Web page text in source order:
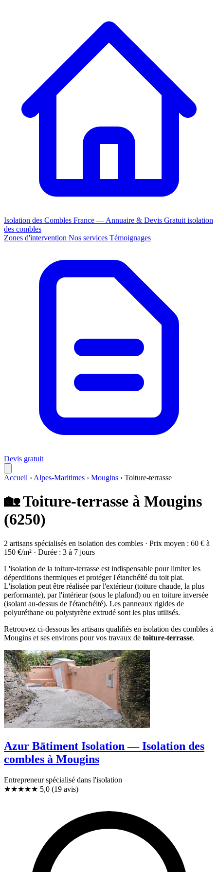
Isolation des Combles France — Annuaire & Devis Gratuit isolation
des combles
Zones d'intervention Nos services Témoignages
Devis gratuit
Accueil › Alpes-Maritimes › Mougins › Toiture-terrasse
🏡 Toiture-terrasse à Mougins
(6250)
2 artisans spécialisés en isolation des combles · Prix moyen : 60 € à
150 €/m² · Durée : 3 à 7 jours
L'isolation de la toiture-terrasse est indispensable pour limiter les
déperditions thermiques et protéger l'étanchéité du toit plat.
L'isolation peut être réalisée par l'extérieur (toiture chaude, la plus
performante), par l'intérieur (sous le plafond) ou en toiture inversée
(isolant au-dessus de l'étanchéité). Les panneaux rigides de
polyuréthane ou polystyrène extrudé sont les plus utilisés.
Retrouvez ci-dessous les artisans qualifiés en isolation des combles à
Mougins et ses environs pour vos travaux de toiture-terrasse.
Azur Bātiment Isolation — Isolation des
combles à Mougins
Entrepreneur spécialisé dans l'isolation
★★★★★ 5,0 (19 avis)